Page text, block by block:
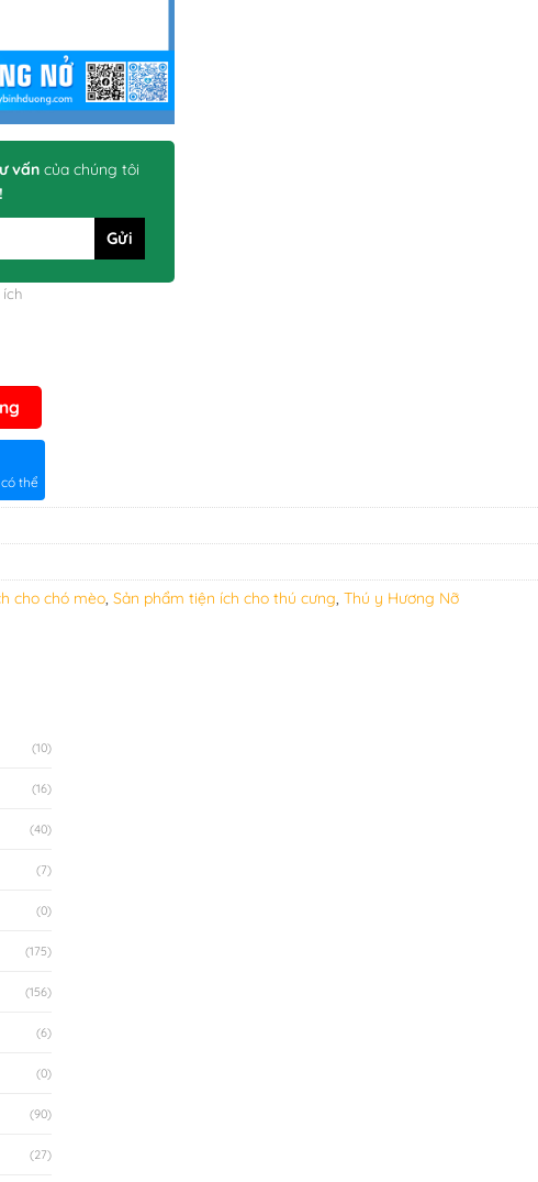
vấn của chúng tôi
thể
cho chó mèo, Sản phẩm tiện ích cho thú cưng, Thú y Hương Nỡ
(10)
(16)
(40)
(7)
(0)
(175)
(156)
(6)
(0)
(90)
(27)